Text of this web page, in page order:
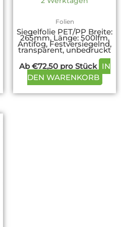
Folien
Siegelfolie PET/PP Breite:
265mm, Länge: 500lfm,
Antifog, Festversiegelnd,
transparent, unbedruckt
Ab€72,50pro Stück
IN
DEN WARENKORB